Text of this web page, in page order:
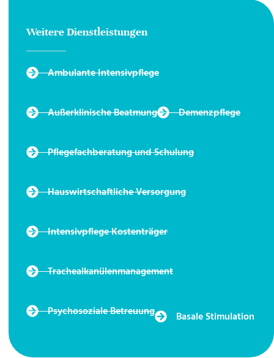
Weitere Dienstleistungen
Ambulante Intensivpflege
Außerklinische Beatmung Demenzpflege
Pflegefachberatung und Schulung
Hauswirtschaftliche Versorgung
Intensivpflege Kostenträger
Trachealkanülenmanagement
Psychosoziale Betreuung Basale Stimulation